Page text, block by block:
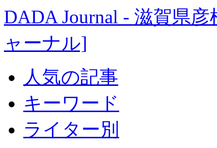
DADA Journal - 滋賀県
ャーナル]
人気の記事
キーワード
ライター別